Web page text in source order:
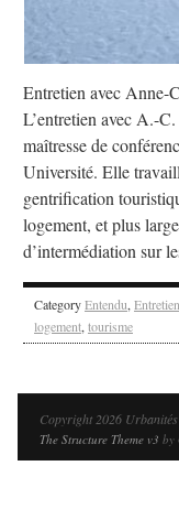
Entretien avec Anne-
L’entretien avec A.-
maîtresse de
Université. Elle
gentrification
logement, et plus
d’intermédiation sur
CategoryEntendu,
logement, tourisme
Copyright 2026 Urbanités
The Structure Theme v3 by